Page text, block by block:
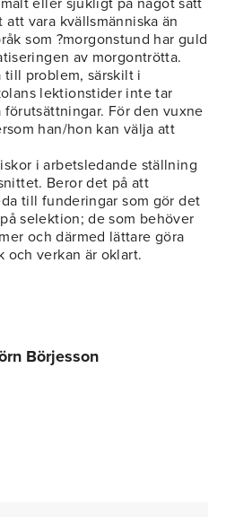
eller sjukligt på något sätt
vara kvällsmänniska än
som ?morgonstund har guld
av morgontrötta.
problem, särskilt i
lektionstider inte tar
För den vuxne
han/hon kan välja att
i arbetsledande ställning
Beror det på att
till funderingar som gör det
selektion; de som behöver
och därmed lättare göra
och verkan är oklart.
Börjesson